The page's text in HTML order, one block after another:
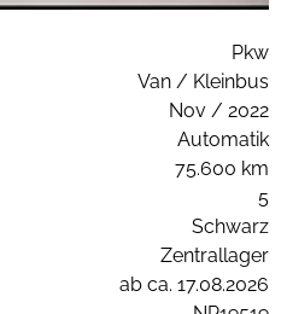
Pkw
Van / Kleinbus
Nov / 2022
Automatik
75.600 km
5
Schwarz
Zentrallager
ab ca. 17.08.2026